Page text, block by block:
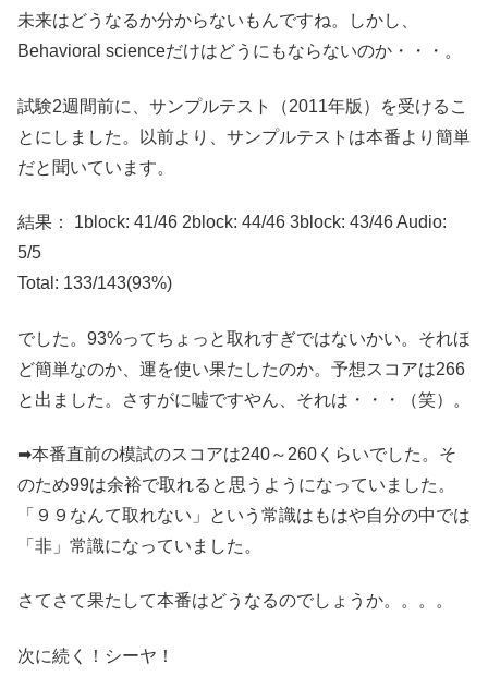
未来はどうなるか分からないもんですね。しかし、
Behavioral scienceだけはどうにもならないのか・・・。
試験2週間前に、サンプルテスト（2011年版）を受けるこ
とにしました。以前より、サンプルテストは本番より簡単
だと聞いています。
結果： 1block: 41/46 2block: 44/46 3block: 43/46 Audio:
5/5
Total: 133/143(93%)
でした。93%ってちょっと取れすぎではないかい。それほ
ど簡単なのか、運を使い果たしたのか。予想スコアは266
と出ました。さすがに嘘ですやん、それは・・・（笑）。
➡本番直前の模試のスコアは240～260くらいでした。そ
のため99は余裕で取れると思うようになっていました。
「９９なんて取れない」という常識はもはや自分の中では
「非」常識になっていました。
さてさて果たして本番はどうなるのでしょうか。。。。
次に続く！シーヤ！